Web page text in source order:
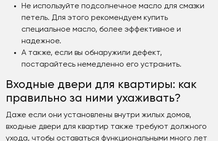
Не используйте подсолнечное масло для смазки
петель. Для этого рекомендуем купить
специальное масло, более эффективное и
надежное.
А также, если вы обнаружили дефект,
постарайтесь немедленно его устранить.
Входные двери для квартиры: как
правильно за ними ухаживать?
Даже если они установлены внутри жилых домов,
входные двери для квартир также требуют должного
ухода, чтобы оставаться функциональными много лет